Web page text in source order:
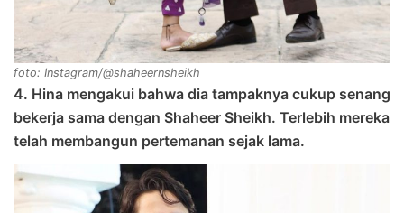
foto: Instagram/@shaheernsheikh
4. Hina mengakui bahwa dia tampaknya cukup senang
bekerja sama dengan Shaheer Sheikh. Terlebih mereka
telah membangun pertemanan sejak lama.